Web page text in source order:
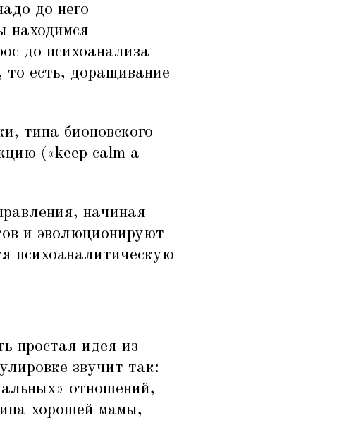
до него
находимся
до психоанализа
есть, доращивание
типа бионовского
(«keep calm a
начиная
и эволюционируют
психоаналитическую
простая идея из
звучит так:
отношений,
хорошей мамы,